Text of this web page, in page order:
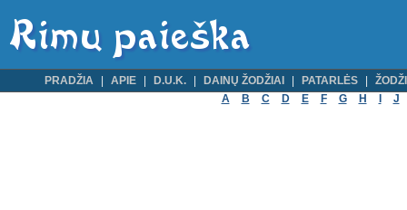
PRADŽIA APIE D.U.K. DAINŲ ŽODŽIAI PATARLĖS
A
B C D E F G H J